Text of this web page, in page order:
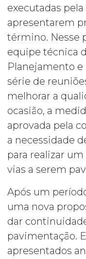
executadas
apresentarem
término. Nesse
equipe técnica
Planejamento
série de
melhorar a
ocasião, a
aprovada pela
a necessidade
para realizar
vias a serem
Após um
uma nova
dar
pavimentação.
apresentados